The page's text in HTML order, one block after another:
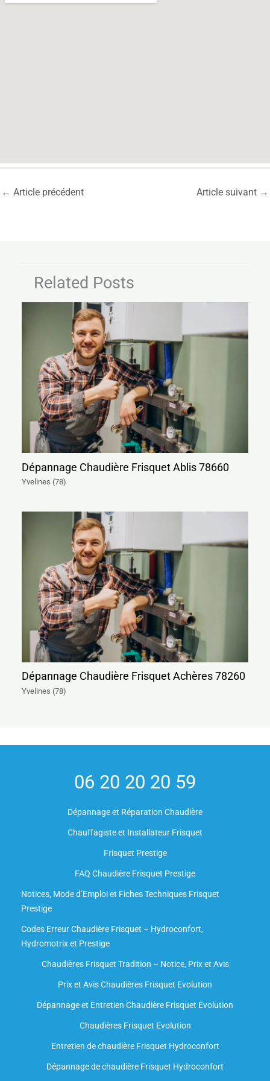
← Article précédent Article suivant →
Related Posts
Dépannage Chaudière Frisquet Ablis 78660
Yvelines (78)
Dépannage Chaudière Frisquet Achères 78260
Yvelines (78)
06 20 20 20 59
Dépannage et Réparation Chaudière
Chauffagiste et Installateur Frisquet
Frisquet Prestige
FAQ Chaudière Frisquet Prestige
Notices, Mode d’Emploi et Fiches Techniques Frisquet
Prestige
Codes Erreur Chaudière Frisquet – Hydroconfort,
Hydromotrix et Prestige
Chaudières Frisquet Tradition – Notice, Prix et Avis
Prix et Avis Chaudières Frisquet Evolution
Dépannage et Entretien Chaudière Frisquet Evolution​
Chaudières Frisquet Evolution
Entretien de chaudière Frisquet Hydroconfort
Dépannage de chaudière Frisquet Hydroconfort